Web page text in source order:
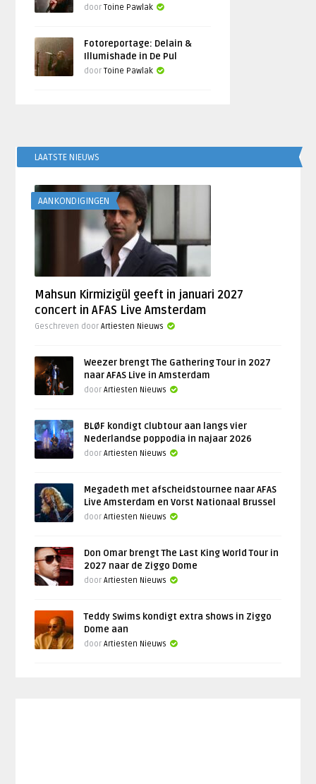
doorToine Pawlak
Fotoreportage: Delain &
Illumishade in De Pul
doorToine Pawlak
LAATSTE NIEUWS
AANKONDIGINGEN
Mahsun Kirmizigül geeft in januari 2027
concert in AFAS Live Amsterdam
Geschreven doorArtiesten Nieuws
Weezer brengt The Gathering Tour in 2027
naar AFAS Live in Amsterdam
doorArtiesten Nieuws
BLØF kondigt clubtour aan langs vier
Nederlandse poppodia in najaar 2026
doorArtiesten Nieuws
Megadeth met afscheidstournee naar AFAS
Live Amsterdam en Vorst Nationaal Brussel
doorArtiesten Nieuws
Don Omar brengt The Last King World Tour in
2027 naar de Ziggo Dome
doorArtiesten Nieuws
Teddy Swims kondigt extra shows in Ziggo
Dome aan
doorArtiesten Nieuws